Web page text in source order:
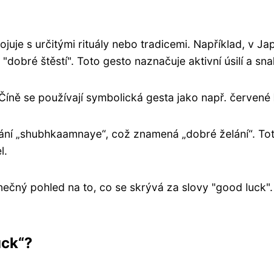
s určitými rituály nebo tradicemi. Například, v
štěstí". Toto gesto naznačuje aktivní úsilí a
se používají symbolická gesta jako např.
„shubhkaamnaye“, což znamená „dobré želání“.
pohled na to, co se skrývá za slovy "good